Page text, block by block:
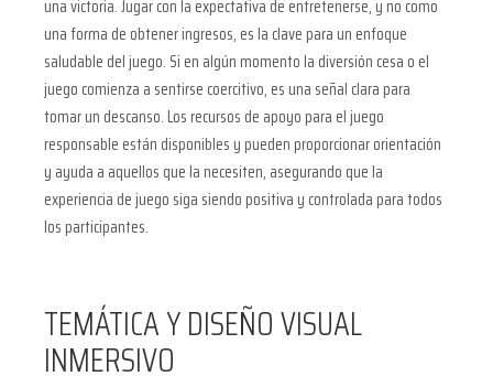
una victoria. Jugar con la expectativa de entretenerse, y no como
una forma de obtener ingresos, es la clave para un enfoque
saludable del juego. Si en algún momento la diversión cesa o el
juego comienza a sentirse coercitivo, es una señal clara para
tomar un descanso. Los recursos de apoyo para el juego
responsable están disponibles y pueden proporcionar orientación
y ayuda a aquellos que la necesiten, asegurando que la
experiencia de juego siga siendo positiva y controlada para todos
los participantes.
TEMÁTICA Y DISEÑO VISUAL
INMERSIVO